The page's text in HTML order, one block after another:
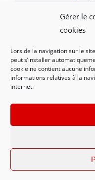
Gérer le
cookies
Lors de la navigation sur le
peut s’installer
cookie ne contient aucune
informations relatives à la
internet.
Mentions légales
© 2021-2023 AMRDV -